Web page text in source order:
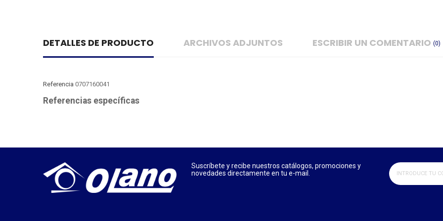
DETALLES DE PRODUCTO ARCHIVOS ADJUNTOS ESCRIBIR UN COMENTARIO (0)
Referencia 0707160041
Referencias específicas
Suscríbete y recibe nuestros catálogos, promociones y
novedades directamente en tu e-mail.